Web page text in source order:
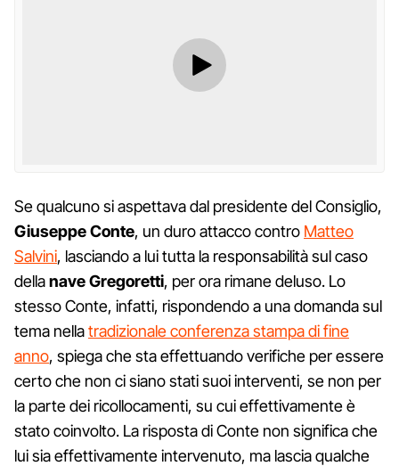
Se qualcuno si aspettava dal presidente del Consiglio,
Giuseppe Conte, un duro attacco contro Matteo
Salvini, lasciando a lui tutta la responsabilità sul caso
dellanave Gregoretti, per ora rimane deluso. Lo
stesso Conte, infatti, rispondendo a una domanda sul
tema nellatradizionale conferenza stampa di fine
anno, spiega che sta effettuando verifiche per essere
certo che non ci siano stati suoi interventi, se non per
la parte dei ricollocamenti, su cui effettivamente è
stato coinvolto. La risposta di Conte non significa che
lui sia effettivamente intervenuto, ma lascia qualche